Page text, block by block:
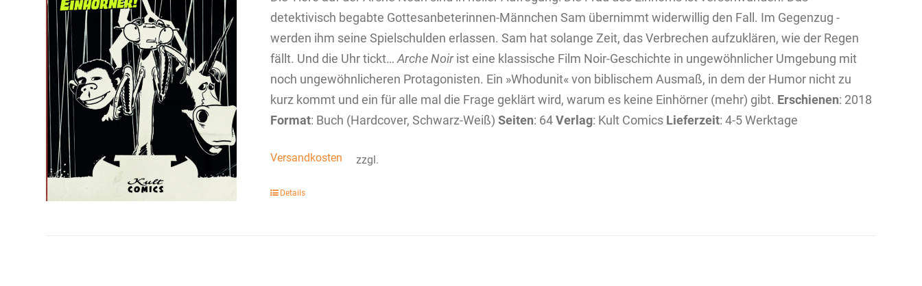
detektivisch begabte Gottesanbeterinnen­-­Männchen Sam übernimmt widerwillig den Fall. Im Gegenzug ­
werden ihm seine Spielschulden erlassen. Sam hat solange Zeit, das Verbrechen aufzuklären, wie der Regen
fällt. Und die Uhr tickt… Arche Noirist eine klassische Film Noir-Geschichte in ungewöhnlicher Umgebung mit
noch ungewöhnlicheren Protagonisten. Ein »Whodunit« von biblischem Ausmaß, in dem der Humor nicht zu
kurz kommt und ein für alle mal die Frage geklärt wird, warum es keine Einhörner (mehr) gibt. Erschienen: 2018
Format: Buch (Hardcover, Schwarz-Weiß) Seiten: 64Verlag: Kult Comics Lieferzeit: 4-5 Werktage
zzgl.
Versandkosten
Details